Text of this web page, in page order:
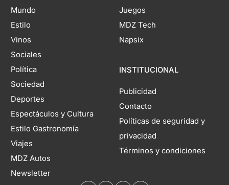
Mundo
Estilo
Vinos
Sociales
Política
Sociedad
Deportes
Espectáculos y Cultura
Estilo Gastronomía
Viajes
MDZ Autos
Newsletter
Juegos
MDZ Tech
Napsix
INSTITUCIONAL
Publicidad
Contacto
Políticas de seguridad y
privacidad
Términos y condiciones